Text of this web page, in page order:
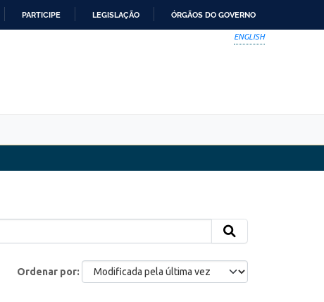
PARTICIPE LEGISLAÇÃO ÓRGÃOS DO GOVERNO
ENGLISH
Ordenar por